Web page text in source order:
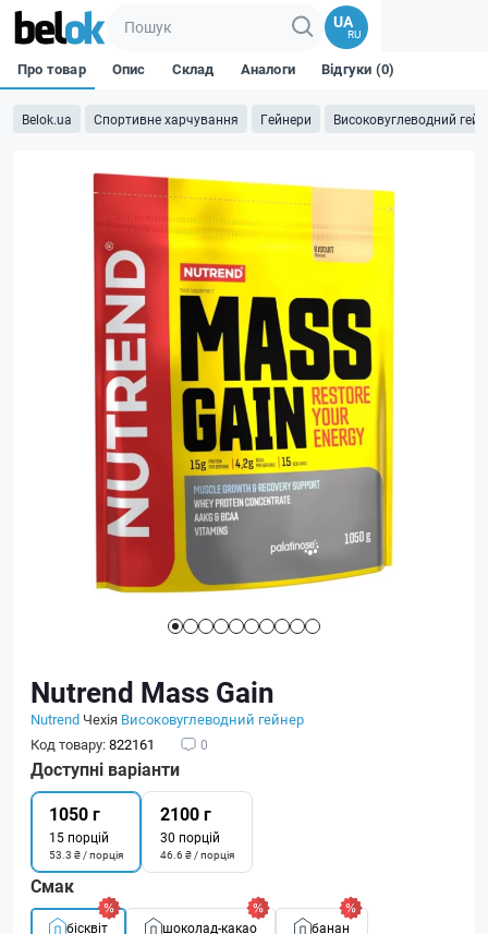
UA
RU
Belok.ua Спортивне харчування Гейнери Високовуглеводний
Про товар Опис Склад Аналоги Відгуки (0)
Nutrend Mass Gain
Nutrend Чехія Високовуглеводний гейнер
Код товару:822161 0
Доступні варіанти
1050 г
15 порцій
53.3 ₴ / порція
2100 г
30 порцій
46.6 ₴ / порція
Смак
бісквіт шоколад-какао банан